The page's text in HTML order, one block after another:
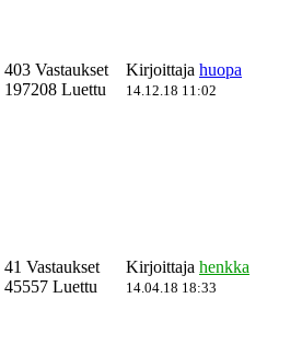
403 Vastaukset
197208 Luettu
Kirjoittaja huopa
14.12.18 11:02
41 Vastaukset
45557 Luettu
Kirjoittaja henkka
14.04.18 18:33